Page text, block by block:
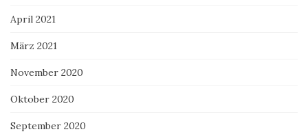
April 2021
März 2021
November 2020
Oktober 2020
September 2020